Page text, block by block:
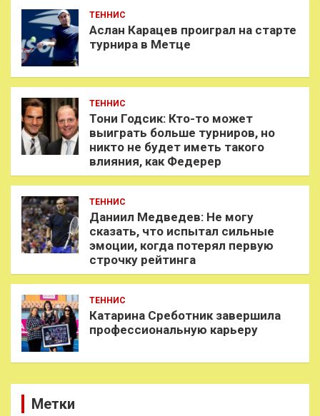
ТЕННИС
Аслан Карацев проиграл на старте
турнира в Метце
ТЕННИС
Тони Годсик: Кто-то может
выиграть больше турниров, но
никто не будет иметь такого
влияния, как Федерер
ТЕННИС
Даниил Медведев: Не могу
сказать, что испытал сильные
эмоции, когда потерял первую
строчку рейтинга
ТЕННИС
Катарина Среботник завершила
профессиональную карьеру
Метки